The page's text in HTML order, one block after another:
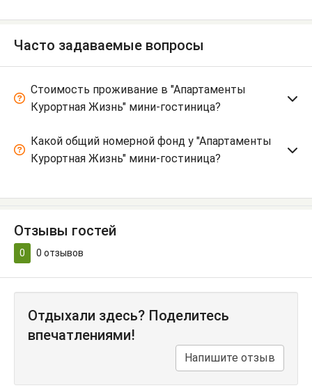
Часто задаваемые вопросы
Стоимость проживание в "Апартаменты
Курортная Жизнь" мини-гостиница?
Какой общий номерной фонд у "Апартаменты
Курортная Жизнь" мини-гостиница?
Отзывы гостей
0 0 отзывов
Отдыхали здесь? Поделитесь
впечатлениями!
Напишите отзыв